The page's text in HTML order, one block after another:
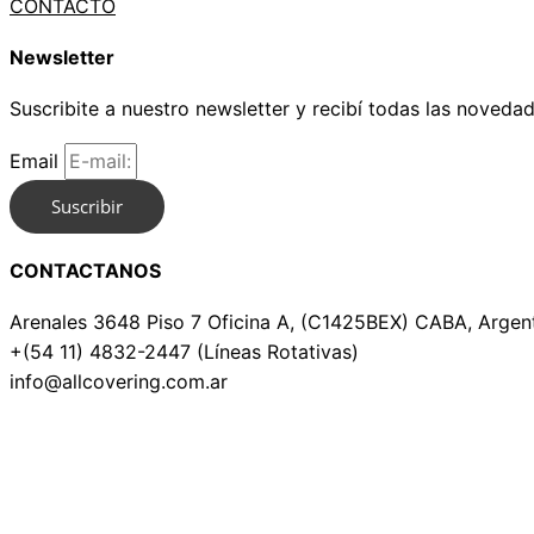
CONTACTO
Newsletter
Suscribite a nuestro newsletter y recibí todas las
Email
Suscribir
CONTACTANOS
Arenales 3648 Piso 7 Oficina A, (C1425BEX) CABA,
+(54 11) 4832-2447 (Líneas Rotativas)
info@allcovering.com.ar